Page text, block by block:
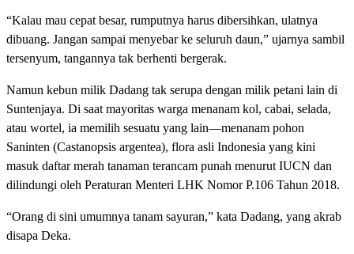
“Kalau mau cepat besar, rumputnya harus dibersihkan, ulatnya
dibuang. Jangan sampai menyebar ke seluruh daun,” ujarnya sambil
tersenyum, tangannya tak berhenti bergerak.
Namun kebun milik Dadang tak serupa dengan milik petani lain di
Suntenjaya. Di saat mayoritas warga menanam kol, cabai, selada,
atau wortel, ia memilih sesuatu yang lain—menanam pohon
Saninten (Castanopsis argentea), flora asli Indonesia yang kini
masuk daftar merah tanaman terancam punah menurut IUCN dan
dilindungi oleh Peraturan Menteri LHK Nomor P.106 Tahun 2018.
“Orang di sini umumnya tanam sayuran,” kata Dadang, yang akrab
disapa Deka.